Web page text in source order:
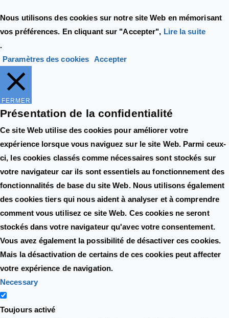
Nous utilisons des cookies sur notre site Web en mémorisant
vos préférences. En cliquant sur "Accepter", Lire la suite
.
Paramètres des cookies
Accepter
FERMER
Présentation de la confidentialité
Ce site Web utilise des cookies pour améliorer votre
expérience lorsque vous naviguez sur le site Web. Parmi ceux-
ci, les cookies classés comme nécessaires sont stockés sur
votre navigateur car ils sont essentiels au fonctionnement des
fonctionnalités de base du site Web. Nous utilisons également
des cookies tiers qui nous aident à analyser et à comprendre
comment vous utilisez ce site Web. Ces cookies ne seront
stockés dans votre navigateur qu'avec votre consentement.
Vous avez également la possibilité de désactiver ces cookies.
Mais la désactivation de certains de ces cookies peut affecter
votre expérience de navigation.
Necessary
Toujours activé